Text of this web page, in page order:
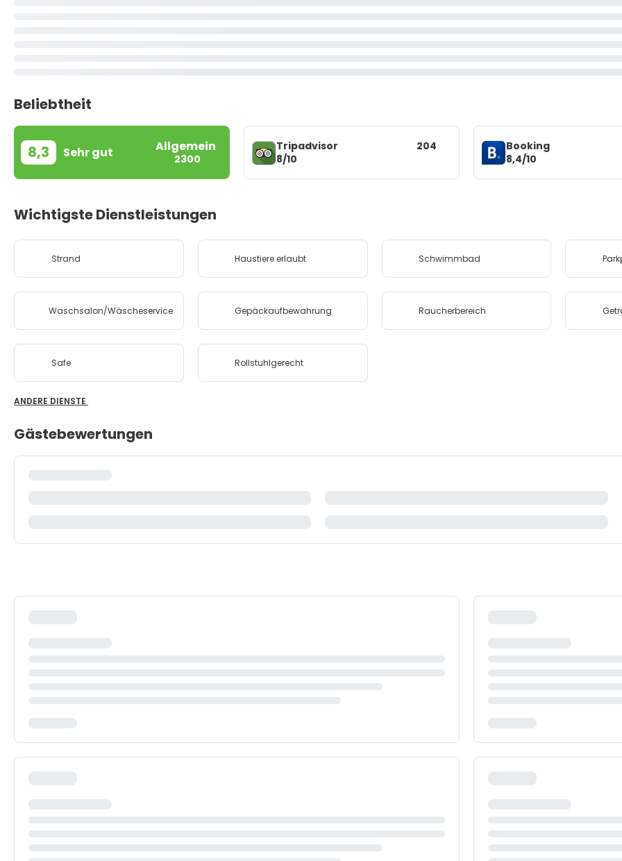
Beliebtheit
8,3 Sehr gut Allgemein
2300
Tripadvisor
8/10
204
Booking
8,4/10
Wichtigste Dienstleistungen
Strand Haustiere erlaubt Schwimmbad
Waschsalon/Wäscheservice Gepäckaufbewahrung Raucherbereich
Safe Rollstuhlgerecht
ANDERE DIENSTE
Gästebewertungen